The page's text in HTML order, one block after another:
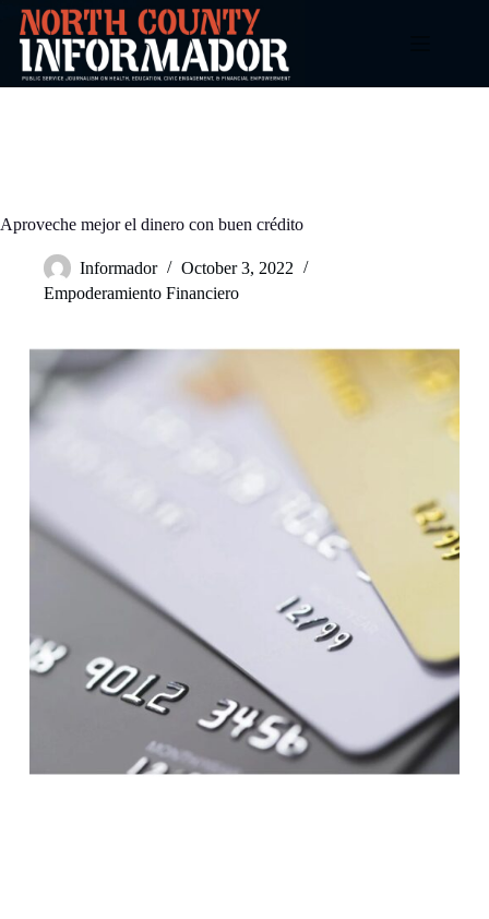
Skip
content
Aproveche mejor el dinero con buen crédito
Informador
October 3, 2022
Empoderamiento Financiero